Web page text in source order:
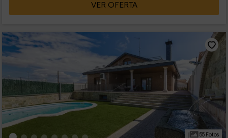
VER OFERTA
55 Fotos